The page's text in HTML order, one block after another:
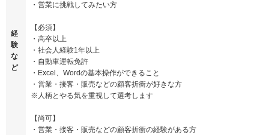
経
験
な
ど
・営業に挑戦してみたい方
【必須】
・高卒以上
・社会人経験1年以上
・自動車運転免許
・Excel、Wordの基本操作ができること
・営業・接客・販売などの顧客折衝が好きな方
※人柄とやる気を重視して選考します
【尚可】
・営業・接客・販売などの顧客折衝の経験がある方